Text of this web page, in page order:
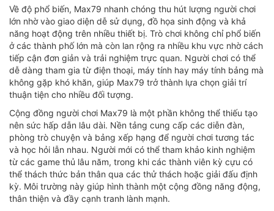
Về độ phổ biến, Max79 nhanh chóng thu hút lượng người chơi
lớn nhờ vào giao diện dễ sử dụng, đồ họa sinh động và khả
năng hoạt động trên nhiều thiết bị. Trò chơi không chỉ phổ biến
ở các thành phố lớn mà còn lan rộng ra nhiều khu vực nhờ cách
tiếp cận đơn giản và trải nghiệm trực quan. Người chơi có thể
dễ dàng tham gia từ điện thoại, máy tính hay máy tính bảng mà
không gặp khó khăn, giúp Max79 trở thành lựa chọn giải trí
thuận tiện cho nhiều đối tượng.
Cộng đồng người chơi Max79 là một phần không thể thiếu tạo
nên sức hấp dẫn lâu dài. Nền tảng cung cấp các diễn đàn,
phòng trò chuyện và bảng xếp hạng để người chơi tương tác
và học hỏi lẫn nhau. Người mới có thể tham khảo kinh nghiệm
từ các game thủ lâu năm, trong khi các thành viên kỳ cựu có
thể thách thức bản thân qua các thử thách hoặc giải đấu định
kỳ. Môi trường này giúp hình thành một cộng đồng năng động,
thân thiện và đầy cạnh tranh lành mạnh.